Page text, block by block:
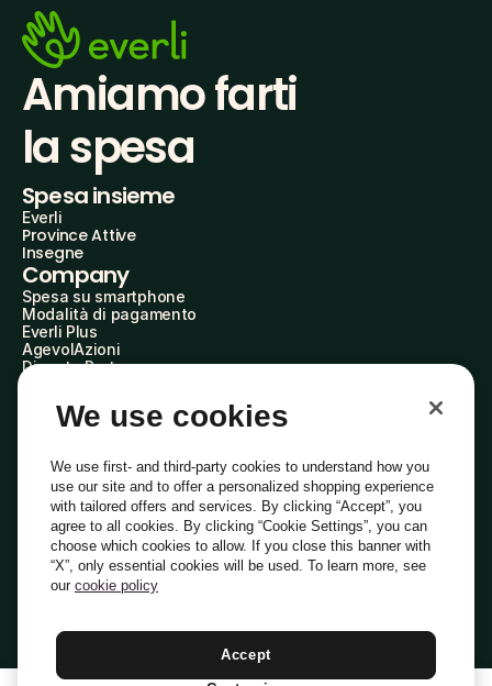
Amiamo farti
la spesa
Spesa insieme
Everli
Province Attive
Insegne
Company
Spesa su smartphone
Modalità di pagamento
Everli Plus
AgevolAzioni
Diventa Partner
Everli Shoppers
About Us
Everli News
Domande frequenti
Lavora con noi
Diventa Shopper
Investitori
PrivacyCookiePreferenze Cookie
Termini e CondizioniCodice Etico
Indirizzo PEC: everli@pec.it - indirizzo DPO: dpo@everli.com
Italiano
We use cookies
We use first- and third-party cookies to understand how you
use our site and to offer a personalized shopping experience
with tailored offers and services. By clicking “Accept”, you
agree to all cookies. By clicking “Cookie Settings”, you can
choose which cookies to allow. If you close this banner with
“X”, only essential cookies will be used. To learn more, see
our cookie policy
Accept